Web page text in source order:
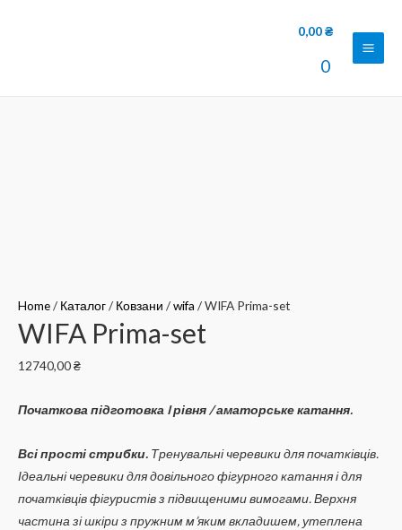
0,00₴
0
Main
Home/ Каталог/ Ковзани /wifa / WIFA Prima-set
WIFA Prima-set
12740,00₴
Початкова підготовка I рівня / аматорське катання.
Всі прості стрибки. Тренувальні черевики для початківців.
Ідеальні черевики для довільного фігурного катання і для
початківців фігуристів з підвищеними вимогами. Верхня
частина зі шкіри з пружним м’яким вкладишем, утеплена